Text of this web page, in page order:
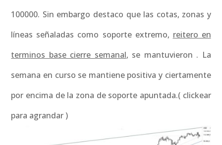
100000. Sin embargo destaco que las cotas, zonas y
líneas señaladas como soporte extremo, reitero en
terminos base cierre semanal, se mantuvieron . La
semana en curso se mantiene positiva y ciertamente
por encima de la zona de soporte apuntada.( clickear
para agrandar )